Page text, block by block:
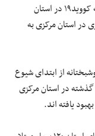
از ظهر دیروز تا امروز (جمعه) ۲۱ مورد جدید ابتلا به کووید۱۹ در استان
در استان مرکزی به
از ابتدای شیوع
۲۱ مورد کووید۱۹ در ۲۴ ساعت گذشته در استان مرکزی